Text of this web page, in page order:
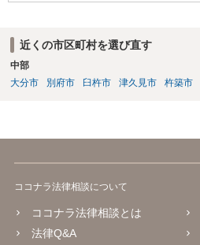
近くの市区町村を選び直す
中部
大分市
別府市 臼杵市 津久見市 杵築市
ココナラ法律相談について
ココナラ法律相談とは
法律Q&A